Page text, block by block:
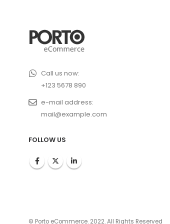
Call us now:
+123 5678 890
e-mail address:
mail@example.com
FOLLOW US
© Porto eCommerce. 2022. All Rights Reserved